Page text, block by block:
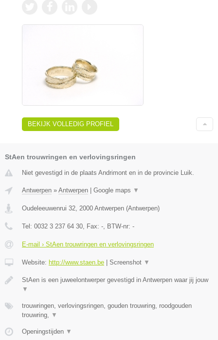
BEKIJK VOLLEDIG PROFIEL
StAen trouwringen en verlovingsringen
Niet gevestigd in de plaats Andrimont en in de provincie Luik.
Antwerpen » Antwerpen | Google maps ▼
Oudeleeuwenrui 32 2000 Antwerpen (Antwerpen)
Tel: 0032 3 237 64 30 , Fax: - , BTW-nr: -
E-mail › StAen trouwringen en verlovingsringen
Website: http://www.staen.be | Screenshot ▼
StAen is een juweelontwerper gevestigd in Antwerpen waar jij jouw
▼
trouwringen, verlovingsringen, gouden trouwring, roodgouden
trouwring,
▼
Openingstijden ▼